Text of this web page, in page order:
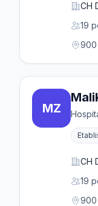
CH
19
900
MZ
CH
19
900